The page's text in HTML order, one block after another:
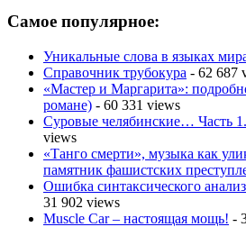
Самое популярное:
Уникальные слова в языках
Справочник трубокура - 62 687
«Мастер и Маргарита»:
романе) - 60 331 views
Суровые челябинские… Часть
views
«Танго смерти», музыка как
памятник фашистских
Ошибка синтаксического
31 902 views
Muscle Car – настоящая мощь! -